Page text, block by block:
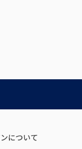
について